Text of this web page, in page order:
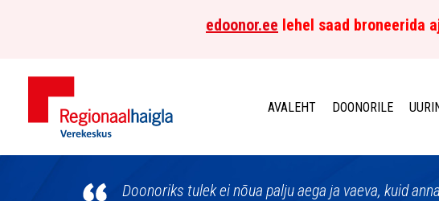
edoonor.ee lehel saad broneerida
Põhja-
AVALEHT DOONORILE
Doonoriks tulek ei nõua palju aega ja vaeva, kuid